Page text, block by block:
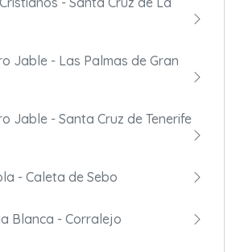
Jable - Las Palmas de Gran
Jable - Santa Cruz de Tenerife
- Caleta de Sebo
Blanca - Corralejo